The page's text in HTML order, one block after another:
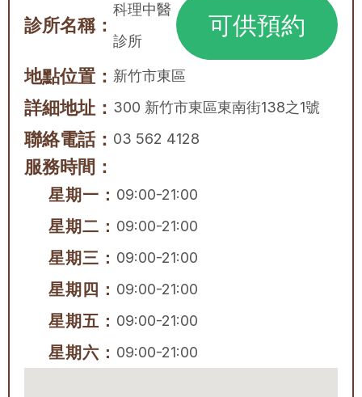
診所名稱：
科理中醫
診所
可供預約
地點位置： 新竹市東區
詳細地址： 300 新竹市東區東南街138之1號
聯絡電話： 03 562 4128
服務時間：
星期一： 09:00-21:00
星期二： 09:00-21:00
星期三： 09:00-21:00
星期四： 09:00-21:00
星期五： 09:00-21:00
星期六： 09:00-21:00